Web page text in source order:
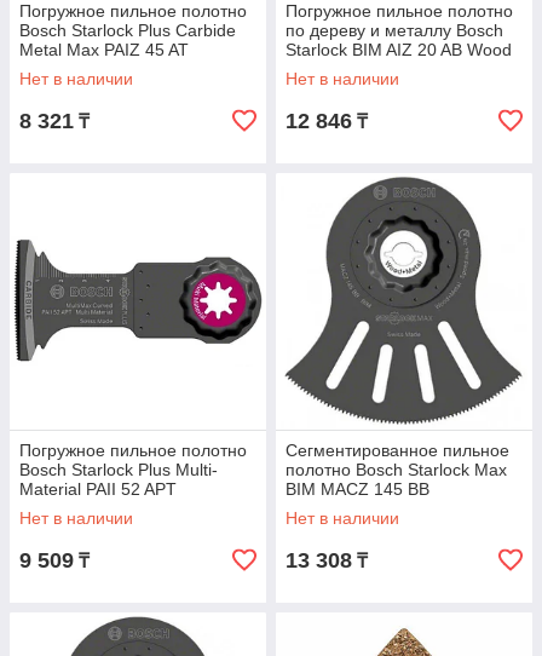
Погружное пильное полотно
Bosch Starlock Plus Carbide
Metal Max PAIZ 45 AT
Нет в наличии
8 321 ₸
Погружное пильное полотно
по дереву и металлу Bosch
Starlock BIM AIZ 20 AB Wood
and Metal, 5 шт
Нет в наличии
12 846 ₸
Погружное пильное полотно
Bosch Starlock Plus Multi-
Material PAII 52 APT
Нет в наличии
9 509 ₸
Сегментированное пильное
полотно Bosch Starlock Max
BIM MACZ 145 BB
Нет в наличии
13 308 ₸